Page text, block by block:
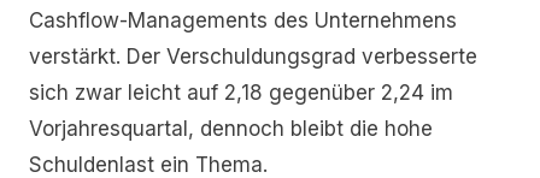
Cashflow-Managements des Unternehmens
verstärkt. Der Verschuldungsgrad verbesserte
sich zwar leicht auf 2,18 gegenüber 2,24 im
Vorjahresquartal, dennoch bleibt die hohe
Schuldenlast ein Thema.